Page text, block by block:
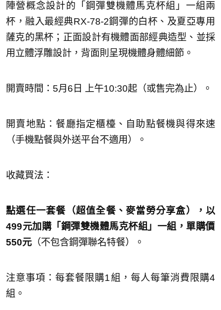
陣營概念設計的「鋼彈雙機體馬克杯組」一組兩
杯，融入最經典RX-78-2鋼彈的白杯、及夏亞專用
薩克的黑杯；正面設計有機體面部經典造型、並採
用立體浮雕設計，背面則呈現機體身體細節。
開賣時間：5月6日 上午10:30起（或售完為止）。
開賣地點：餐廳指定櫃檯、自助點餐機與得來速
（手機點餐與外送平台不適用）。
收藏買法：
點選任一套餐（超值全餐、麥當勞分享盒），以
499元加購「 鋼彈雙機體馬克杯組」一組，單購價
550元（不包含鋼彈聯名特餐）。
注意事項：每套餐限購1組，每人每筆消費限購4
組。